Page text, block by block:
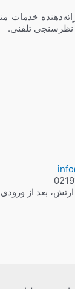
نظرسنجی تلفنی.
بعد از